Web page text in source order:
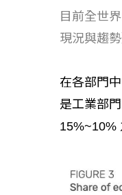
目前全世
現況與趨勢
在各部門
是工業部
15%~10%